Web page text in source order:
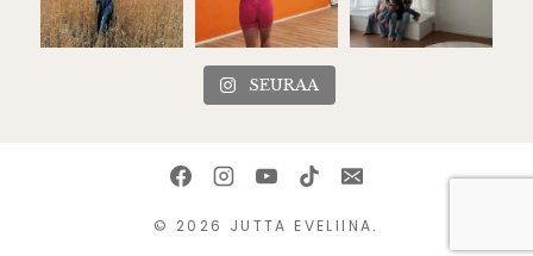
SEURAA
© 2026 JUTTA EVELIINA.